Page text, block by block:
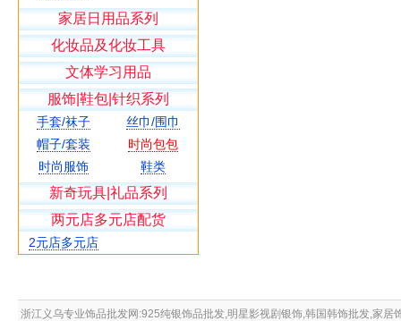
家居日用品系列
化妆品及化妆工具
文体学习用品
服饰|鞋包|针织系列
手套/袜子
丝巾/围巾
帽子/套装
时尚包包
时尚服饰
鞋类
新奇玩具|礼品系列
两元店多元店配货
2元店多元店
浙江义乌专业饰品批发网:925纯银饰品批发,明星影视剧银饰,韩国韩饰批发,家